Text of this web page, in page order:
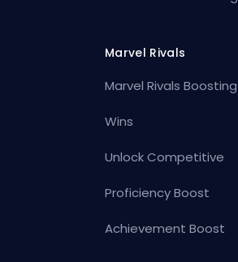
Marvel Rivals
Marvel Rivals Boosting
Wins
Unlock Competitive
Proficiency Boost
Achievement Boost